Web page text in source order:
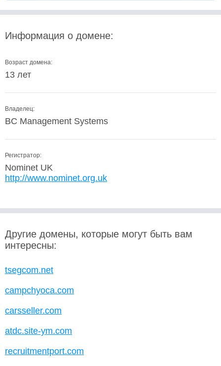
Информация о домене:
Возраст домена:
13 лет
Владелец:
BC Management Systems
Регистратор:
Nominet UK
http://www.nominet.org.uk
Другие домены, которые могут быть вам
интересны:
tsegcom.net
campchyoca.com
carsseller.com
atdc.site-ym.com
recruitmentport.com